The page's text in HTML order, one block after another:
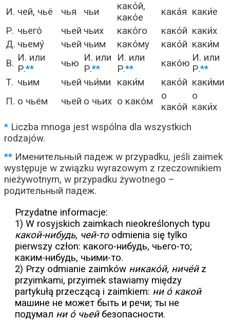
И. чей, чьё чья чьи
како́й,
како́е
кака́я каки́е
Р. чьего́ чьей чьих како́го како́й каки́х
Д. чьему́ чьей чьим како́му како́й каки́м
В. И. или
Р.** чью И. или
Р.**
И. или
Р.** како́ю И. или
Р.**
Т. чьим чьей чьи́ми каки́м како́й каки́ми
П. о чьём чьей о чьих о како́м
о
како́й
о
каки́х
* Liczba mnoga jest wspólna dla wszystkich
rodzajów.
** Именительный падеж w przypadku, jeśli zaimek
występuje w związku wyrazowym z rzeczownikiem
nieżywotnym, w przypadku żywotnego –
родительный падеж.
Przydatne informacje:
1) W rosyjskich zaimkach nieokreślonych typu
какой-нибудь, чей-тоodmienia się tylko
pierwszy człon: какого-нибудь, чьего-то;
каким-нибудь, чьими-то.
2) Przy odmianie zaimków никако́й, ниче́й z
przyimkami, przyimek stawiamy między
partykułą przeczącą i zaimkiem: ни о́ какой
машине не может быть и речи; ты не
подумал ни о́ чьейбезопасности.